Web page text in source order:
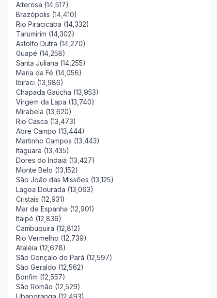
Alterosa (14,517)
Brazópolis (14,410)
Rio Piracicaba (14,332)
Tarumirim (14,302)
Astolfo Dutra (14,270)
Guapé (14,258)
Santa Juliana (14,255)
Maria da Fé (14,056)
Ibiraci (13,986)
Chapada Gaúcha (13,953)
Virgem da Lapa (13,740)
Mirabela (13,620)
Rio Casca (13,473)
Abre Campo (13,444)
Martinho Campos (13,443)
Itaguara (13,435)
Dores do Indaiá (13,427)
Monte Belo (13,152)
São João das Missões (13,125)
Lagoa Dourada (13,063)
Cristais (12,931)
Mar de Espanha (12,901)
Itaipé (12,836)
Cambuquira (12,812)
Rio Vermelho (12,739)
Ataléia (12,678)
São Gonçalo do Pará (12,597)
São Geraldo (12,562)
Bonfim (12,557)
São Romão (12,529)
Ubaporanga (12,493)